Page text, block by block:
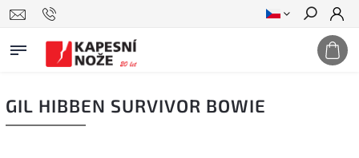
Hledat
GIL HIBBEN SURVIVOR BOWIE